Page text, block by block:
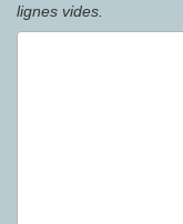
lignes vides.